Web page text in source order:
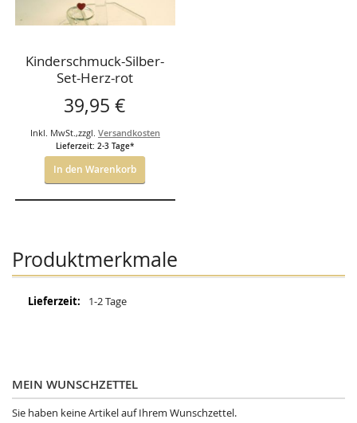
Kinderschmuck-Silber-
Set-Herz-rot
39,95 €
Inkl. MwSt.,zzgl. Versandkosten
Lieferzeit: 2-3 Tage*
In den Warenkorb
Produktmerkmale
Mehr
1-2 Tage
MEIN WUNSCHZETTEL
Sie haben keine Artikel auf Ihrem Wunschzettel.